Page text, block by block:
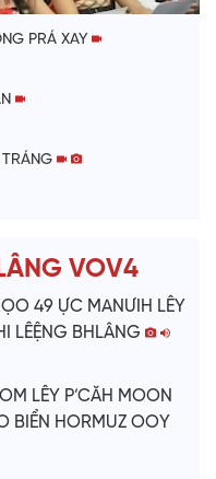
PRÁ XAY
VOV4
49 ỰC MANƯIH LÊY
LÊỆNG BHLÂNG
LÊY P’CĂH MOON
BIỂN HORMUZ OOY